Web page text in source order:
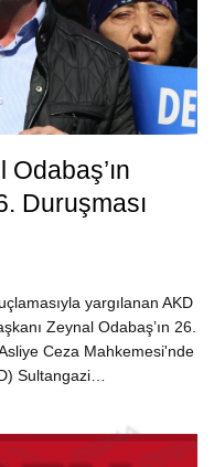
Duruşması
yargılanan AKD
Zeynal Odabaş’ın 26.
Ceza Mahkemesi'nde
Sultangazi…